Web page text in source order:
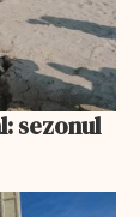
sezonul